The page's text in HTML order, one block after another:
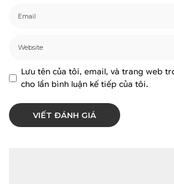
Lưu tên của tôi, email, và trang web
cho lần bình luận kế tiếp của tôi.